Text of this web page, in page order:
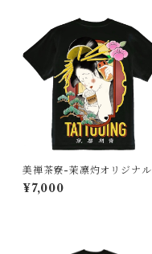
美禅茶寮-茉凛灼オリジナル
¥7,000